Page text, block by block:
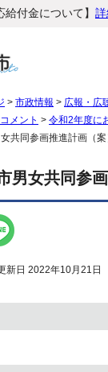
給付金について】
> 市政情報 > 広報・広
メント > 令和2年度に
共同参画推進計画（案
男女共同参画
日 2022年10月21日